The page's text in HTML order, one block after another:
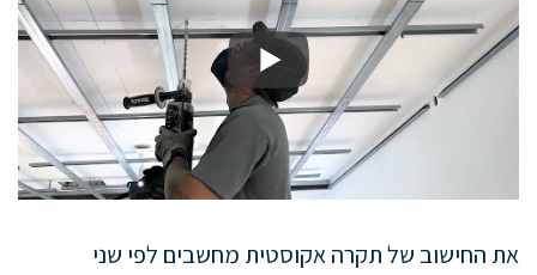
את החישוב של תקרה אקוסטית מחשבים לפי שני